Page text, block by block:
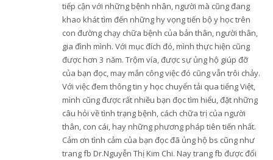
tiếp cận với những bệnh nhân, người mà cũng đang
khao khát tìm đến những hy vọng tiến bộ y học trên
con đường chạy chữa bệnh của bản thân, người thân,
gia đình mình. Với mục đích đó, mình thực hiện cũng
được hơn 3 năm. Trộm vía, được sự ủng hộ giúp đỡ
của bạn đọc, may mắn công việc đó cũng vẫn trôi chảy.
Với việc đem thông tin y học chuyển tải qua tiếng Việt,
mình cũng được rất nhiều bạn đọc tìm hiểu, đặt những
câu hỏi về tình trạng bệnh, cách chữa trị của người
thân, con cái, hay những phương pháp tiên tiến nhất.
Cảm ơn tình cảm của bạn đọc đã ủng hộ bs cũng như
trang fb Dr.Nguyễn Thị Kim Chi. Nay trang fb được đổi